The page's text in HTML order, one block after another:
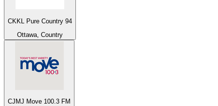
CKKL Pure Country 94
Ottawa, Country
CJMJ Move 100.3 FM